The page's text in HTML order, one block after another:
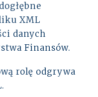
XML
danych
Finansów.
rolę odgrywa